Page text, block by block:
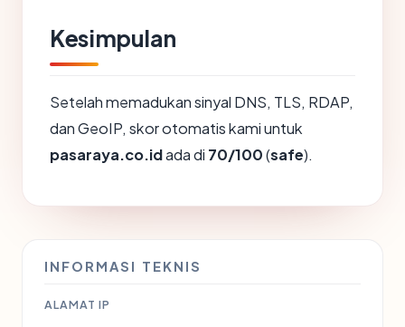
Kesimpulan
Setelah memadukan sinyal DNS, TLS, RDAP,
dan GeoIP, skor otomatis kami untuk
pasaraya.co.idada di 70/100(safe).
INFORMASI TEKNIS
ALAMAT IP